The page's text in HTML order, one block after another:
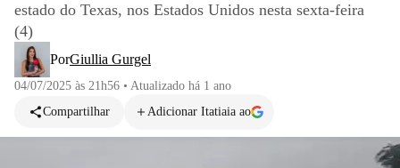
estado do Texas, nos Estados Unidos nesta sexta-feira
(4)
PorGiullia Gurgel
04/07/2025 às 21h56 • Atualizado há 1 ano
Compartilhar
Adicionar Itatiaia ao